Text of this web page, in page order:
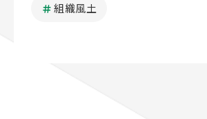
組織風土